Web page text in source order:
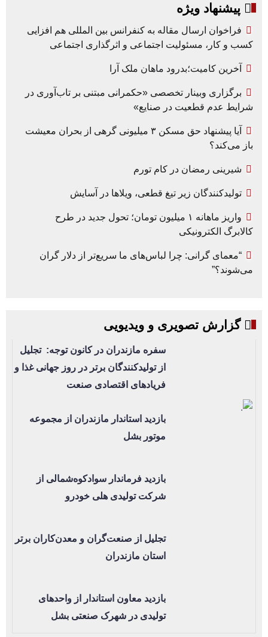
پیشنهاد ویژه
فراخوان ارسال مقاله به کنفرانس بین المللی هم افزایی
کسب و کار، مسئولیت اجتماعی و اثرگذاری اجتماعی
آخرین کامیت؛بدرود ماهان ملک آرا
برگزاری وبینار تخصصی «حکمرانی مبتنی بر تاب‌آوری در
شرایط عدم قطعیت در صنایع»
آیا پیشنهاد حق مسکن ۳ میلیونی گرهی از بحران معیشت
باز می‌کند؟
شیرینی رمضان در کام تورم
تولیدکنندگان زیر تیغ قطعی، ویلاها در آسایش
واریز ماهانه ۱ میلیون تومان؛ تحول جدید در طرح
کالابرگ الکترونیکی
“معمای گرانی: چرا لباس‌های ما سریع‌تر از دلار گران
می‌شوند؟”
گزارش تصویری و ویدیویی
سفره مازندران در کانون توجه: تجلیل
از تولیدکنندگان برتر در روز جهانی غذا و
فریادهای اقتصادی صنعت
بازدید استاندار مازندران از مجموعه
موتور بشل
بازدید فرماندار سوادکوه‌شمالی از
شرکت تولیدی هلی خودرو
تجلیل از صنعت‌گران و معدن‌کاران برتر
استان مازندران
بازدید معاون استاندار از واحدهای
تولیدی در شهرک صنعتی بشل